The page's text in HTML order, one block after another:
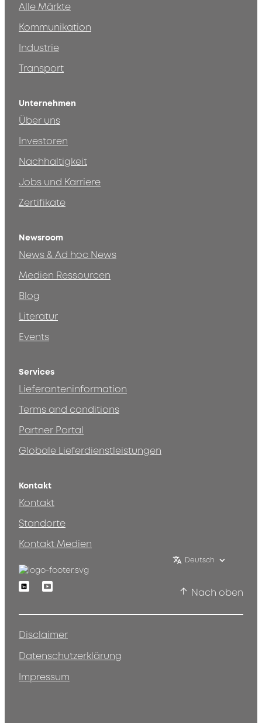
Alle Märkte
Kommunikation
Industrie
Transport
Unternehmen
Über uns
Investoren
Nachhaltigkeit
Jobs und Karriere
Zertifikate
Newsroom
News & Ad hoc News
Medien Ressourcen
Blog
Literatur
Events
Services
Lieferanteninformation
Terms and conditions
Partner Portal
Globale Lieferdienstleistungen
Kontakt
Kontakt
Standorte
Kontakt Medien
Deutsch
LinkedinYoutube
Nach oben
Disclaimer
Datenschutzerklärung
Impressum